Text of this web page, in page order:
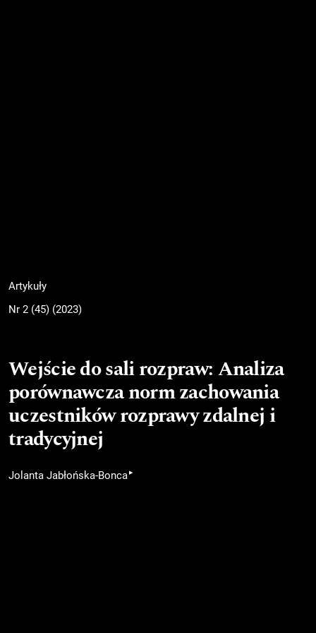
Artykuły
Nr 2 (45) (2023)
Wejście do sali rozpraw: Analiza
porównawcza norm zachowania
uczestników rozprawy zdalnej i
tradycyjnej
Jolanta Jabłońska-Bonca▸